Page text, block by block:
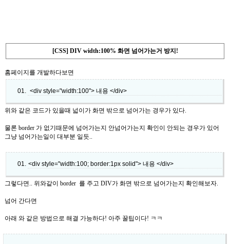
[CSS] DIV width:100% 화면 넘어가는거 방지!
홈페이지를 개발하다보면
<div style="width:100"> 내용 </div>
위와 같은 코드가 있을때 넓이가 화면 밖으로 넘어가는 경우가 있다.
물론 border 가 없기때문에 넘어가는지 안넘어가는지 확인이 안되는 경우가 있어
그냥 넘어가는일이 대부분 일듯..
<div style="width:100; border:1px solid"> 내용 </div>
그렇다면.. 위와같이 border 를 주고 DIV가 화면 밖으로 넘어가는지 확인해보자.
넘어 간다면
아래 와 같은 방법으로 해결 가능하다! 아주 꿀팁이다! ㅋㅋ